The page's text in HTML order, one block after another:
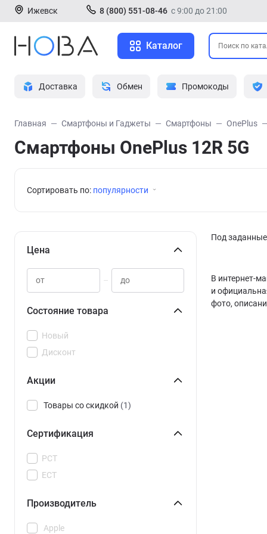
Ижевск 8 (800) 551-08-46 с 9:00 до 21:00
Каталог
Доставка Обмен Промокоды
Главная Смартфоны и Гаджеты Смартфоны OnePlus
Смартфоны OnePlus 12R 5G
Сортировать по: популярности
Цена
–
Состояние товара
Новый
Дисконт
Акции
Товары со скидкой (1)
Сертификация
РСТ
ЕСТ
Производитель
Apple
Под
В интернет-
и
фото,